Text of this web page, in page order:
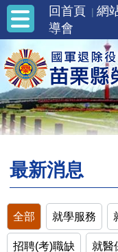
回首頁 網
導會
最新消息
全部 就學服務
招聘(考)職缺 就醫